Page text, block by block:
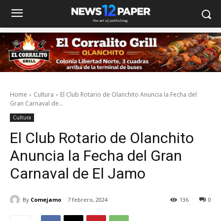
Home Cultura
El Club Rotario de Olanchito Anuncia la Fecha del
Gran Carnaval de...
Cultura
El Club Rotario de Olanchito
Anuncia la Fecha del Gran
Carnaval de El Jamo
By Comejamo 7 febrero, 2024 0
136